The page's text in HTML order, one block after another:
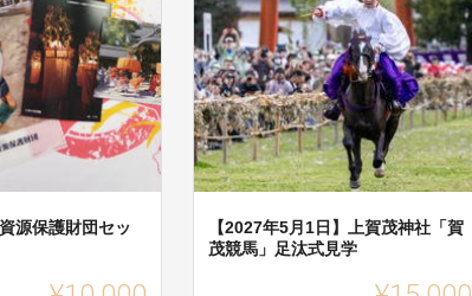
源保護財団セッ
【2027年5月1日】上賀茂神社「賀
茂競馬」足汰式見学